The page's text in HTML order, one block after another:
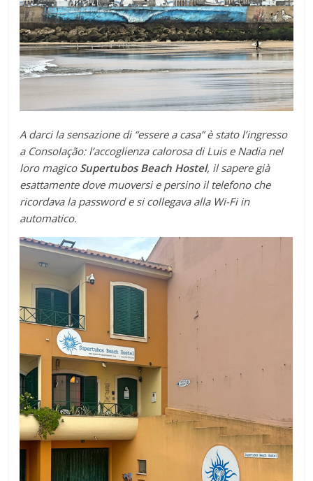
A darci la sensazione di “essere a casa” è stato l’ingresso
a Consolação: l’accoglienza calorosa di Luis e Nadia nel
loro magico Supertubos Beach Hostel, il sapere già
esattamente dove muoversi e persino il telefono che
ricordava la password e si collegava alla Wi-Fi in
automatico.